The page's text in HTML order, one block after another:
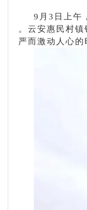
9月3日上午
。云安惠民村
严而激动人心的